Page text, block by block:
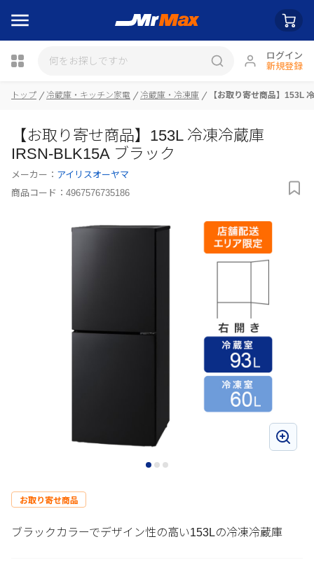
ログイン
新規登録
瓶詰
トップ 冷蔵庫・キッチン家電 冷蔵庫・冷凍庫 【お取り寄せ商品】153L
【お取り寄せ商品】153L 冷凍冷蔵庫
IRSN-BLK15A ブラック
メーカー： アイリスオーヤマ
商品コード： 4967576735186
お取り寄せ商品
ブラックカラーでデザイン性の高い153Lの冷凍冷蔵庫